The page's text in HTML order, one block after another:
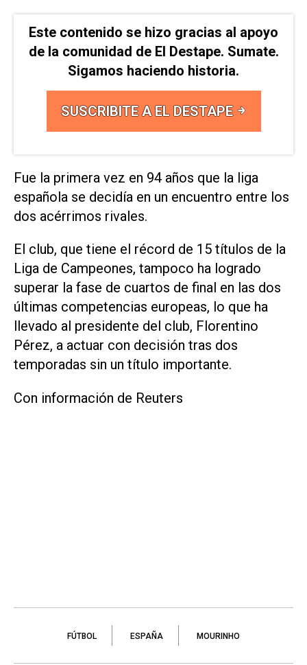
Este contenido se hizo gracias al apoyo
de la comunidad de El Destape. Sumate.
Sigamos haciendo historia.
SUSCRIBITE A EL DESTAPE
Fue la primera vez en 94 años que la liga
española se decidía en un encuentro entre los
dos acérrimos rivales.
El club, que tiene el récord ‌de 15 títulos de la
Liga de Campeones, tampoco ha logrado
superar la fase de cuartos de final en las dos
‌últimas competencias europeas, lo que ha
llevado al presidente del club, Florentino
‌Pérez, ⁠a actuar con decisión tras dos
temporadas sin ​un título importante.
Con información de Reuters
FÚTBOL ESPAÑA MOURINHO